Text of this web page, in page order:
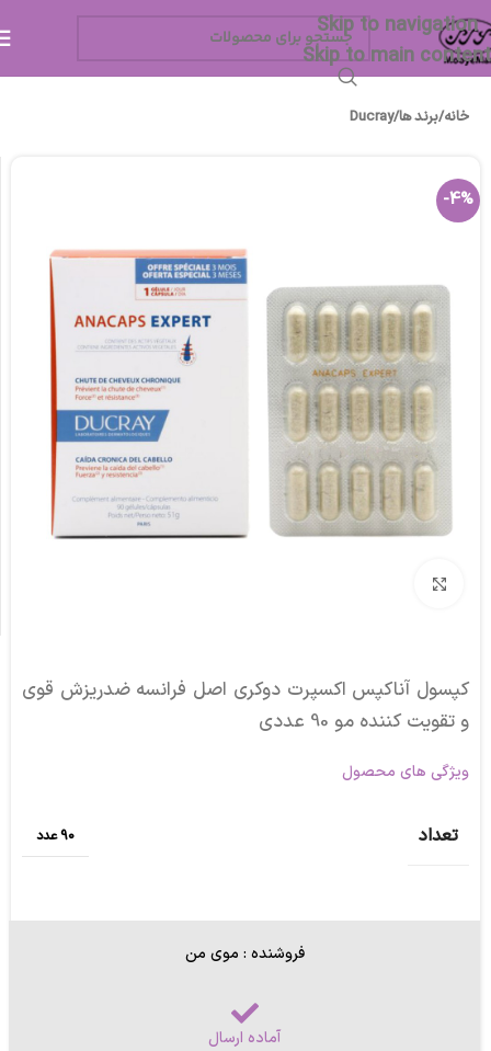
Skip to navigation
Skip to main content
خانه/برند ها/
Ducray
-4%
کپسول آناکپس اکسپرت دوکری اصل فرانسه ضدریزش قوی
و تقویت کننده مو 90 عددی
ویژگی های محصول
تعداد 90 عدد
فروشنده : موی من
آماده ارسال